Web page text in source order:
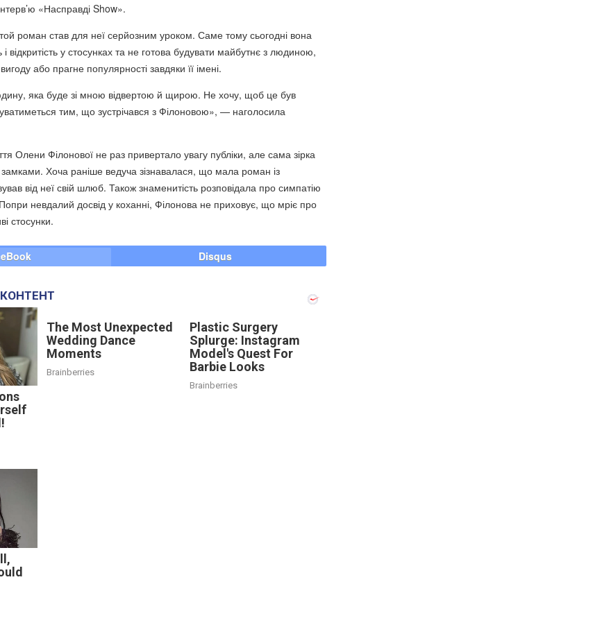
«Насправді Show».
роман став для неї серйозним уроком. Саме тому сьогодні вона
відкритість у стосунках та не готова будувати майбутнє з людиною,
або прагне популярності завдяки її імені.
яка буде зі мною відвертою й щирою. Не хочу, щоб це був
тим, що зустрічався з Філоновою», — наголосила
Олени Філонової не раз привертало увагу публіки, але сама зірка
Хоча раніше ведуча зізнавалася, що мала роман із
від неї свій шлюб. Також знаменитість розповідала про симпатію
невдалий досвід у коханні, Філонова не приховує, що мріє про
стосунки.
Disqus
The Most Unexpected
Wedding Dance
Moments
Brainberries
Plastic Surgery
Splurge: Instagram
Model's Quest For
Barbie Looks
Brainberries